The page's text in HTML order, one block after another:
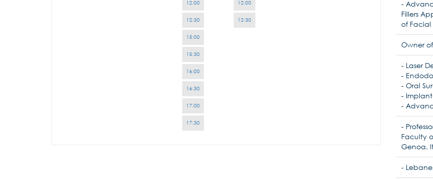
-
Fillers
of Facial
Owner
- Laser
-
- Oral
-
-
-
Faculty
Genoa,
-
12:00
12:30
12:00
12:30
15:00
15:30
16:00
16:30
17:00
17:30